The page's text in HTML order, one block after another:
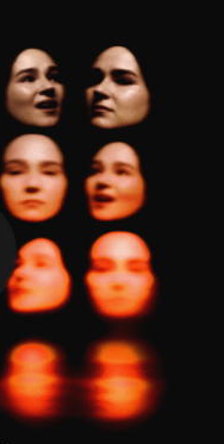
під водою
під водою
те саме
дім без світла